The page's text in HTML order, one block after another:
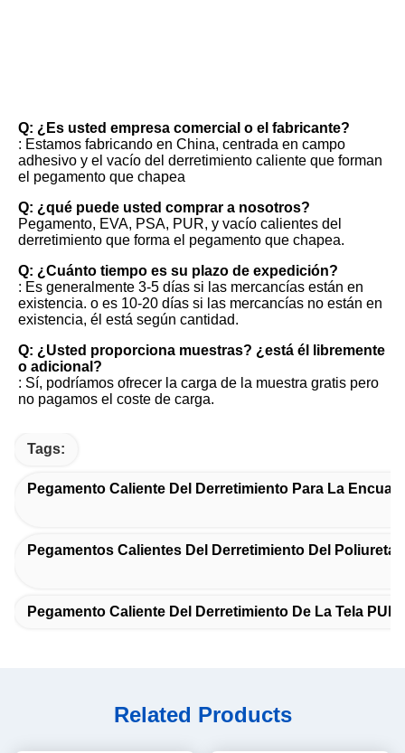
Q: ¿Es usted empresa comercial o el fabricante?
: Estamos fabricando en China, centrada en campo
adhesivo y el vacío del derretimiento caliente que forman
el pegamento que chapea
Q: ¿qué puede usted comprar a nosotros?
Pegamento, EVA, PSA, PUR, y vacío calientes del
derretimiento que forma el pegamento que chapea.
Q: ¿Cuánto tiempo es su plazo de expedición?
: Es generalmente 3-5 días si las mercancías están en
existencia. o es 10-20 días si las mercancías no están en
existencia, él está según cantidad.
Q: ¿Usted proporciona muestras? ¿está él libremente
o adicional?
: Sí, podríamos ofrecer la carga de la muestra gratis pero
no pagamos el coste de carga.
Tags:
Pegamento Caliente Del Derretimiento Para La
Pegamentos Calientes Del Derretimiento Del
Pegamento Caliente Del Derretimiento De La Tela PUR
Related Products